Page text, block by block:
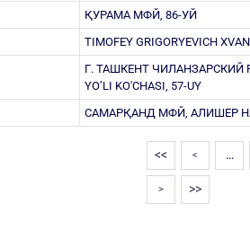
ҚУРАМА МФЙ, 86-УЙ
TIMOFEY GRIGORYEVICH
Г. ТАШКЕНТ ЧИЛАНЗАРСКИЙ Р-
YOʼLI KO'CHASI, 57-UY
САМАРҚАНД МФЙ, АЛИШЕР
<< < …
> >>